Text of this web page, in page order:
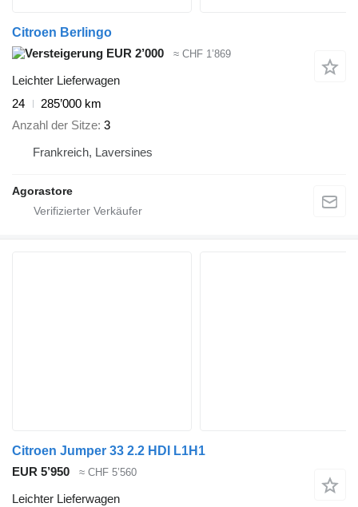
Citroen Berlingo
EUR 2’000
≈ CHF 1’869
Leichter Lieferwagen
24
285’000 km
Anzahl der Sitze 3
Frankreich, Laversines
Agorastore
Citroen Jumper 33 2.2 HDI L1H1
EUR 5’950
≈ CHF 5’560
Leichter Lieferwagen